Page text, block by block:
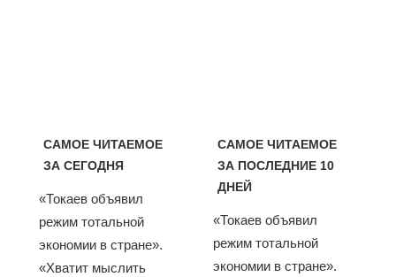
САМОЕ ЧИТАЕМОЕ
ЗА СЕГОДНЯ
«Токаев объявил
режим тотальной
экономии в стране».
«Хватит мыслить
САМОЕ ЧИТАЕМОЕ
ЗА ПОСЛЕДНИЕ 10
ДНЕЙ
«Токаев объявил
режим тотальной
экономии в стране».